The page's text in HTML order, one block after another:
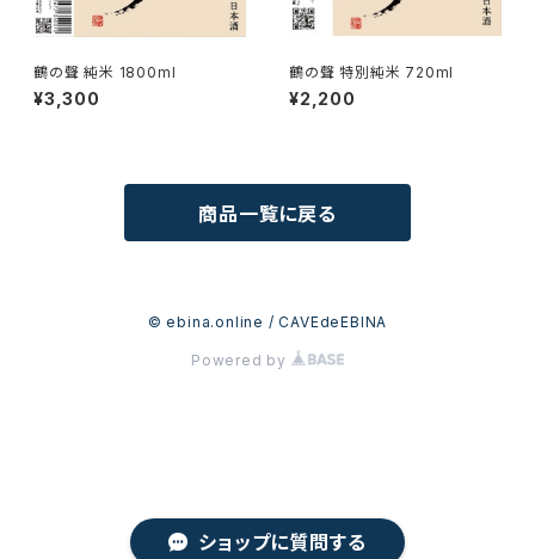
ショップに質問する
鶴の聲 純米 1800ml
¥3,300
鶴の聲 特別純米 720ml
¥2,200
商品一覧に戻る
© ebina.online / CAVEdeEBINA
Powered by